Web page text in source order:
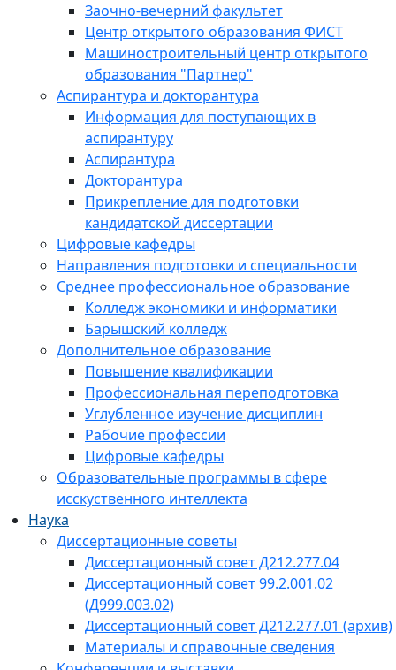
Заочно-вечерний факультет
Центр открытого образования ФИСТ
Машиностроительный центр открытого
образования "Партнер"
Аспирантура и докторантура
Информация для поступающих в
аспирантуру
Аспирантура
Докторантура
Прикрепление для подготовки
кандидатской диссертации
Цифровые кафедры
Направления подготовки и специальности
Среднее профессиональное образование
Колледж экономики и информатики
Барышский колледж
Дополнительное образование
Повышение квалификации
Профессиональная переподготовка
Углубленное изучение дисциплин
Рабочие профессии
Цифровые кафедры
Образовательные программы в сфере
исскуственного интеллекта
Наука
Диссертационные советы
Диссертационный совет Д212.277.04
Диссертационный совет 99.2.001.02
(Д999.003.02)
Диссертационный совет Д212.277.01 (архив)
Материалы и справочные сведения